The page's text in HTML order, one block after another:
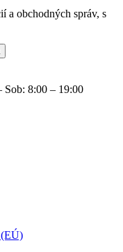
a obchodných správ, s
Sob: 8:00 – 19:00
(EÚ)